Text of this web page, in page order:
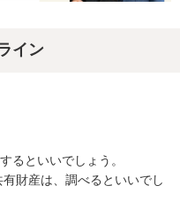
イン
るといいでしょう。
財産は、調べるといいでし